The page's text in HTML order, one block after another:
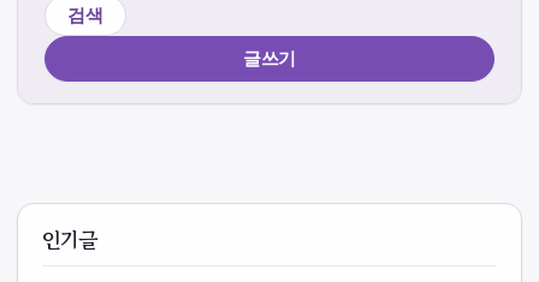
검색
글쓰기
인기글